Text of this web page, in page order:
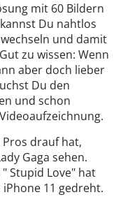
mit 60 Bildern
Du nahtlos
und damit
zu wissen: Wenn
aber doch lieber
Du den
und schon
Pros drauf hat,
Gaga sehen.
Stupid Love" hat
11 gedreht.